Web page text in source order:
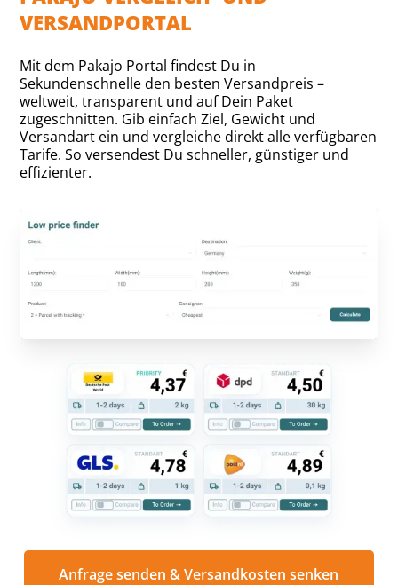
VERSANDPORTAL
Mit dem Pakajo Portal findest Du in
Sekundenschnelle den besten Versandpreis –
weltweit, transparent und auf Dein Paket
zugeschnitten. Gib einfach Ziel, Gewicht und
Versandart ein und vergleiche direkt alle verfügbaren
Tarife. So versendest Du schneller, günstiger und
effizienter.
Anfrage senden & Versandkosten senken